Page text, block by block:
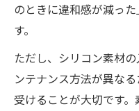
のときに違和感が減っ
す。
ただし、シリコン素材
ンテナンス方法が異な
受けることが大切です